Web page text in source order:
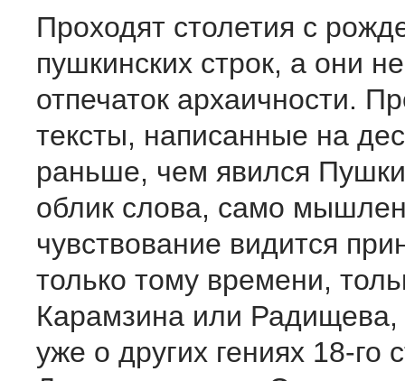
Проходят столетия с
пушкинских строк, а они
отпечаток архаичности.
тексты, написанные на
раньше, чем явился
облик слова, само
чувствование видится
только тому времени,
Карамзина или Радищева,
уже о других гениях 18-го